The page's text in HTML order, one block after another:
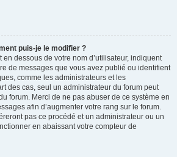
puis-je le modifier ?
dessous de votre nom d’utilisateur, indiquent
de messages que vous avez publié ou identifient
comme les administrateurs et les
des cas, seul un administrateur du forum peut
forum. Merci de ne pas abuser de ce système en
afin d’augmenter votre rang sur le forum.
pas ce procédé et un administrateur ou un
en abaissant votre compteur de